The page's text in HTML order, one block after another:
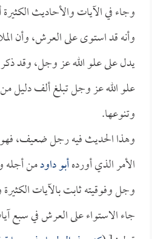
وجاء في الآيات والأحاديث
وأنه قد استوى على العرش، وأن
يدل على علو الله عز وجل، وقد
علو الله عز وجل تبلغ ألف دليل من
وتنوعها.
وهذا الحديث فيه رجل ضعيف،
الأمر الذي أوردهأبو داودمن أجله
وجل وفوقيته ثابت بالآيات الكثيرة
جاء الاستواء على العرش في سبع